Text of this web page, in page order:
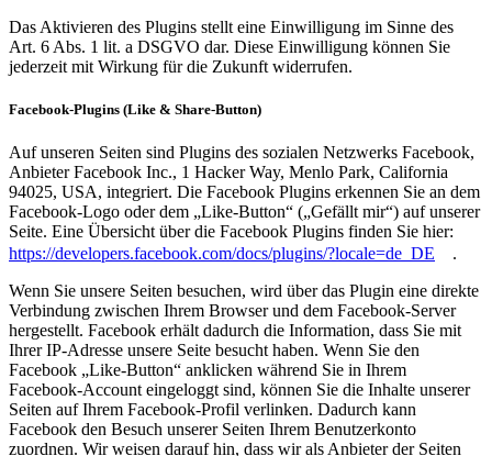
Das Aktivieren des Plugins stellt eine Einwilligung im Sinne des
Art. 6 Abs. 1 lit. a DSGVO dar. Diese Einwilligung können Sie
jederzeit mit Wirkung für die Zukunft widerrufen.
Facebook-Plugins (Like & Share-Button)
Auf unseren Seiten sind Plugins des sozialen Netzwerks Facebook,
Anbieter Facebook Inc., 1 Hacker Way, Menlo Park, California
94025, USA, integriert. Die Facebook Plugins erkennen Sie an dem
Facebook-Logo oder dem „Like-Button“ („Gefällt mir“) auf unserer
Seite. Eine Übersicht über die Facebook Plugins finden Sie hier:
https://developers.facebook.com/docs/plugins/?locale=de_DE
.
Wenn Sie unsere Seiten besuchen, wird über das Plugin eine direkte
Verbindung zwischen Ihrem Browser und dem Facebook-Server
hergestellt. Facebook erhält dadurch die Information, dass Sie mit
Ihrer IP-Adresse unsere Seite besucht haben. Wenn Sie den
Facebook „Like-Button“ anklicken während Sie in Ihrem
Facebook-Account eingeloggt sind, können Sie die Inhalte unserer
Seiten auf Ihrem Facebook-Profil verlinken. Dadurch kann
Facebook den Besuch unserer Seiten Ihrem Benutzerkonto
zuordnen. Wir weisen darauf hin, dass wir als Anbieter der Seiten